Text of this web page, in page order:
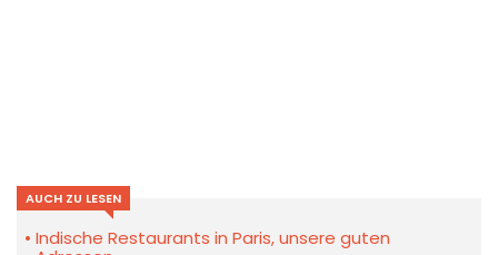
AUCH ZU LESEN
Indische Restaurants in Paris, unsere guten